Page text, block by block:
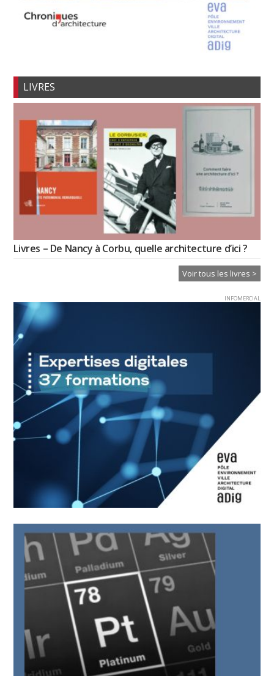
LIVRES
Livres – De Nancy à Corbu, quelle architecture d’ici ?
Voir tous les livres >
INFOMERCIAL